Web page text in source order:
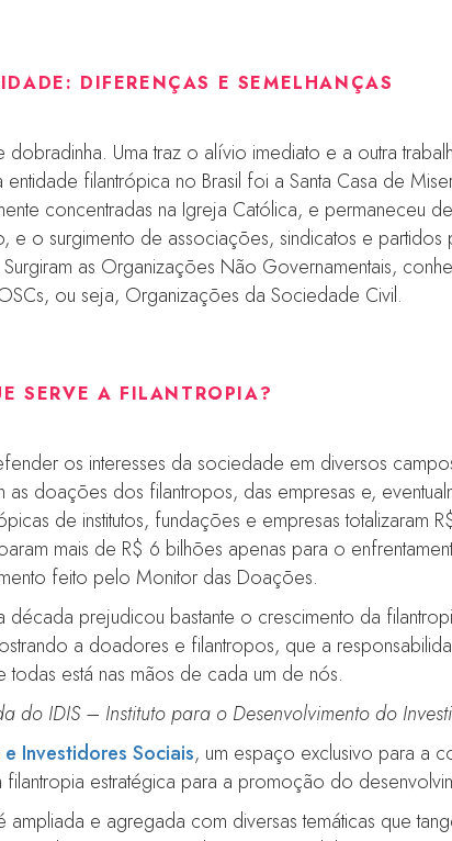
DIFERENÇAS E SEMELHANÇAS
Uma traz o alívio imediato e a outra
filantrópica no Brasil foi a Santa Casa de
concentradas na Igreja Católica, e permaneceu
o surgimento de associações, sindicatos e partidos
as Organizações Não Governamentais,
ou seja, Organizações da Sociedade Civil.
SERVE A FILANTROPIA?
os interesses da sociedade em diversos
doações dos filantropos, das empresas e,
de institutos, fundações e empresas totalizaram
mais de R$ 6 bilhões apenas para o
feito pelo Monitor das Doações.
prejudicou bastante o crescimento da
a doadores e filantropos, que a
todas está nas mãos de cada um de nós.
do IDIS – Instituto para o Desenvolvimento do
Investidores Sociais, um espaço exclusivo para a
estratégica para a promoção do
e agregada com diversas temáticas que